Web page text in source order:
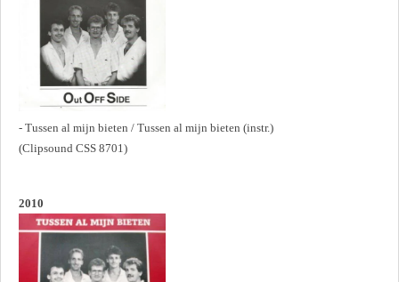
- Tussen al mijn bieten / Tussen al mijn bieten (instr.)
(Clipsound CSS 8701)
2010